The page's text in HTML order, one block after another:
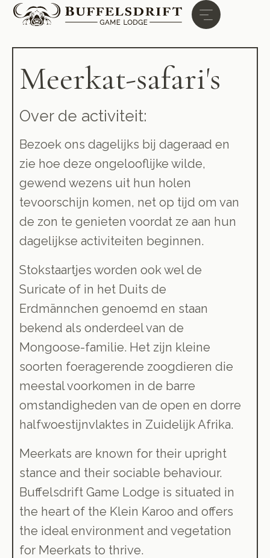
Meerkat-safari's
Over de activiteit:
Bezoek ons dagelijks bij dageraad en
zie hoe deze ongelooflijke wilde,
gewend wezens uit hun holen
tevoorschijn komen, net op tijd om van
de zon te genieten voordat ze aan hun
dagelijkse activiteiten beginnen.
Stokstaartjes worden ook wel de
Suricate of in het Duits de
Erdmännchen genoemd en staan
bekend als onderdeel van de
Mongoose-familie. Het zijn kleine
soorten foeragerende zoogdieren die
meestal voorkomen in de barre
omstandigheden van de open en dorre
halfwoestijnvlaktes in Zuidelijk Afrika.
Meerkats are known for their upright
stance and their sociable behaviour.
Buffelsdrift Game Lodge is situated in
the heart of the Klein Karoo and offers
the ideal environment and vegetation
for Meerkats to thrive.